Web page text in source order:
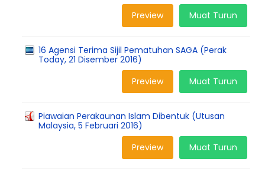
Muat Turun
Preview
16 Agensi Terima Sijil Pematuhan SAGA (Perak
Today, 21 Disember 2016)
Muat Turun
Preview
Piawaian Perakaunan Islam Dibentuk (Utusan
Malaysia, 5 Februari 2016)
Muat Turun
Preview